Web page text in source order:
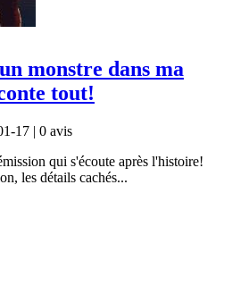
monstre dans ma
tout!
17 | 0 avis
qui s'écoute après l'histoire!
les détails cachés...